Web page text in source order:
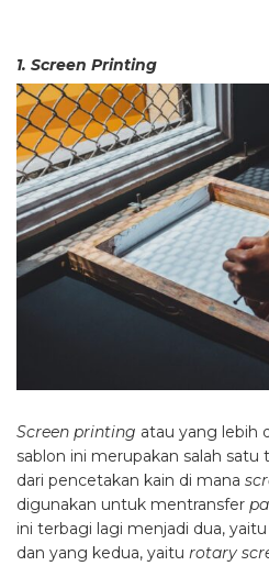
1. Screen Printing
Screen printing atau yang lebih
sablon ini merupakan salah
dari pencetakan kain di mana
digunakan untuk mentransfer
ini terbagi lagi menjadi dua, yaitu
dan yang kedua, yaitu rotary